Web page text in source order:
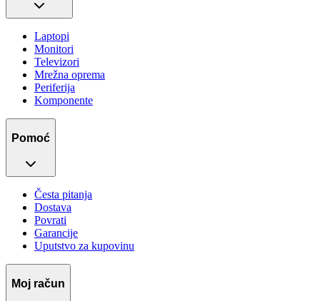
Laptopi
Monitori
Televizori
Mrežna oprema
Periferija
Komponente
Pomoć
Česta pitanja
Dostava
Povrati
Garancije
Uputstvo za kupovinu
Moj račun